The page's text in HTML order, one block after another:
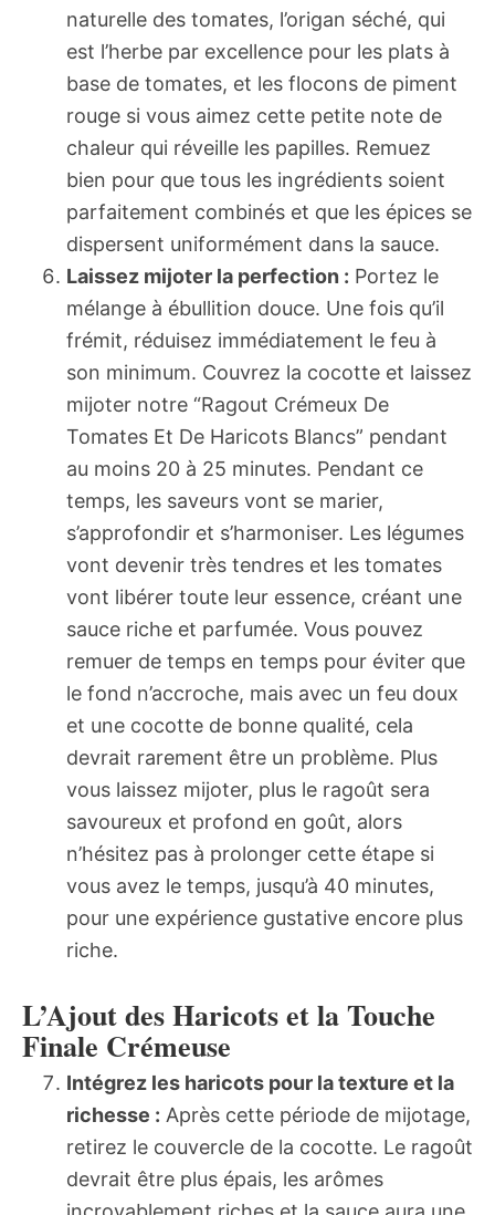
naturelle des tomates, l’origan séché, qui
est l’herbe par excellence pour les plats à
base de tomates, et les flocons de piment
rouge si vous aimez cette petite note de
chaleur qui réveille les papilles. Remuez
bien pour que tous les ingrédients soient
parfaitement combinés et que les épices se
dispersent uniformément dans la sauce.
Laissez mijoter la perfection : Portez le
mélange à ébullition douce. Une fois qu’il
frémit, réduisez immédiatement le feu à
son minimum. Couvrez la cocotte et laissez
mijoter notre “Ragout Crémeux De
Tomates Et De Haricots Blancs” pendant
au moins 20 à 25 minutes. Pendant ce
temps, les saveurs vont se marier,
s’approfondir et s’harmoniser. Les légumes
vont devenir très tendres et les tomates
vont libérer toute leur essence, créant une
sauce riche et parfumée. Vous pouvez
remuer de temps en temps pour éviter que
le fond n’accroche, mais avec un feu doux
et une cocotte de bonne qualité, cela
devrait rarement être un problème. Plus
vous laissez mijoter, plus le ragoût sera
savoureux et profond en goût, alors
n’hésitez pas à prolonger cette étape si
vous avez le temps, jusqu’à 40 minutes,
pour une expérience gustative encore plus
riche.
L’Ajout des Haricots et la Touche
Finale Crémeuse
Intégrez les haricots pour la texture et la
richesse : Après cette période de mijotage,
retirez le couvercle de la cocotte. Le ragoût
devrait être plus épais, les arômes